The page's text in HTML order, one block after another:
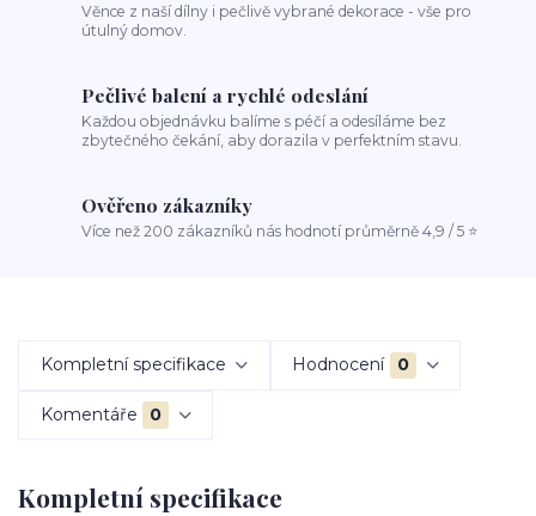
Věnce z naší dílny i pečlivě vybrané dekorace - vše pro
útulný domov.
Pečlivé balení a rychlé odeslání
Každou objednávku balíme s péčí a odesíláme bez
zbytečného čekání, aby dorazila v perfektním stavu.
Ověřeno zákazníky
Více než 200 zákazníků nás hodnotí průměrně 4,9 / 5 ⭐
Kompletní specifikace Hodnocení 0
Komentáře 0
Kompletní specifikace